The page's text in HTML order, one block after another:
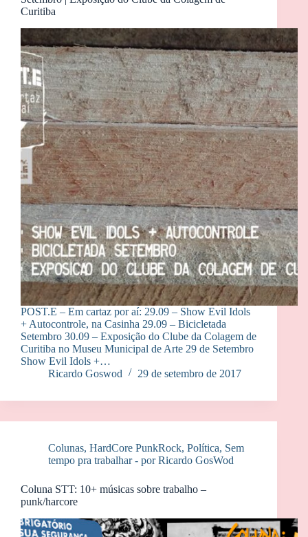
Curitiba
POST.E – Em cartaz por aí: 29.09 – Show Evil Idols
+ Autocontrole, na Casinha 29.09 – Bicicletada
Setembro 30.09 – Exposição do Clube da Colagem de
Curitiba no Museu Municipal de Arte 29 de Setembro
Show Evil Idols +…
Ricardo Goswod
29 de setembro de 2017
Colunas, HardCore PunkRock, Política, Sem
tempo pra trabalhar - por Ricardo GosWod
Coluna STT: 10+ músicas sobre trabalho –
punk/harcore